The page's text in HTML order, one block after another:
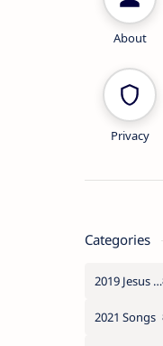
About
Privacy
Categories
2019 Jesus songs
2021 Songs